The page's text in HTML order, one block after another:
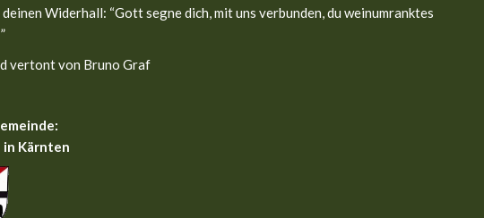
Widerhall: “Gott segne dich, mit uns verbunden, du weinumranktes
vertont von Bruno Graf
in Kärnten